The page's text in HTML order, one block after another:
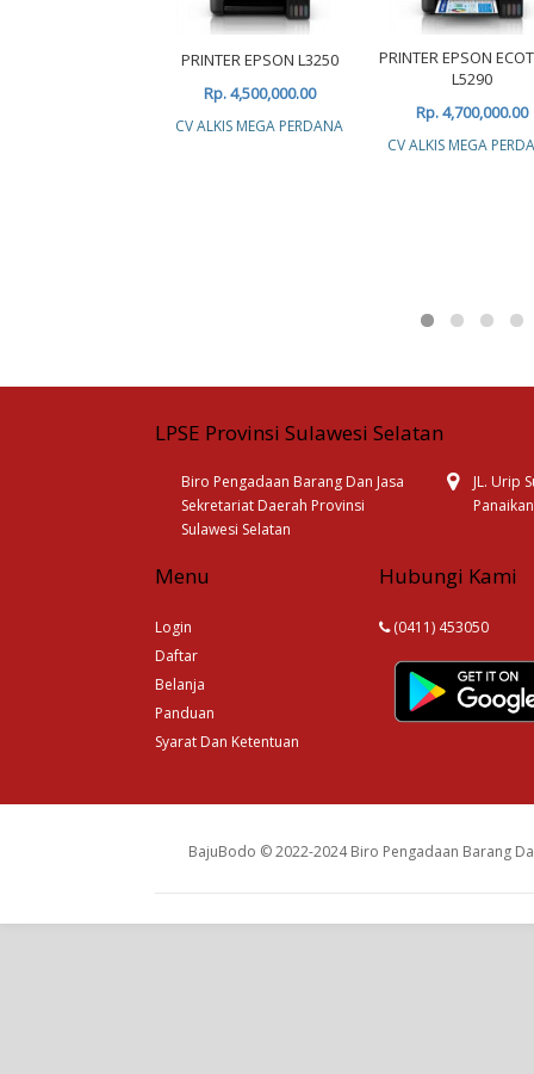
PRINTER EPSON L3250
Rp. 4,500,000.00
CV ALKIS MEGA PERDANA
PRINTER EPSON
L5290
Rp. 4,700,000.00
CV ALKIS MEGA
LPSE Provinsi Sulawesi Selatan
Biro Pengadaan Barang Dan Jasa
Sekretariat Daerah Provinsi
Sulawesi Selatan
JL. Urip
Menu
Login
Daftar
Belanja
Panduan
Syarat Dan Ketentuan
Hubungi Kami
(0411) 453050
BajuBodo © 2022-2024 Biro Pengadaan Barang